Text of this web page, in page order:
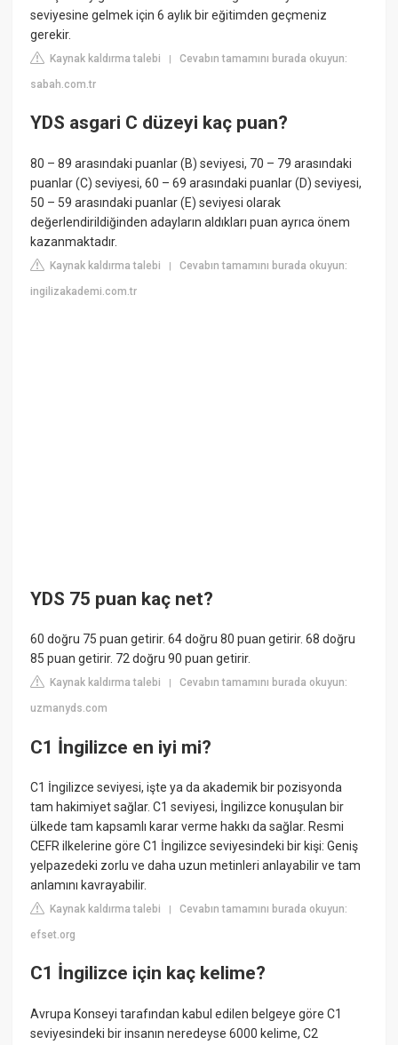
seviyesine gelmek için 6 aylık bir eğitimden geçmeniz
gerekir.
Kaynak kaldırma talebi |Cevabın tamamını burada okuyun:
sabah.com.tr
YDS asgari C düzeyi kaç puan?
80 – 89 arasındaki puanlar (B) seviyesi, 70 – 79 arasındaki
puanlar (C) seviyesi, 60 – 69 arasındaki puanlar (D) seviyesi,
50 – 59 arasındaki puanlar (E) seviyesi olarak
değerlendirildiğinden adayların aldıkları puan ayrıca önem
kazanmaktadır.
Kaynak kaldırma talebi |Cevabın tamamını burada okuyun:
ingilizakademi.com.tr
YDS 75 puan kaç net?
60 doğru 75 puan getirir. 64 doğru 80 puan getirir. 68 doğru
85 puan getirir. 72 doğru 90 puan getirir.
Kaynak kaldırma talebi |Cevabın tamamını burada okuyun:
uzmanyds.com
C1 İngilizce en iyi mi?
C1 İngilizce seviyesi, işte ya da akademik bir pozisyonda
tam hakimiyet sağlar. C1 seviyesi, İngilizce konuşulan bir
ülkede tam kapsamlı karar verme hakkı da sağlar. Resmi
CEFR ilkelerine göre C1 İngilizce seviyesindeki bir kişi: Geniş
yelpazedeki zorlu ve daha uzun metinleri anlayabilir ve tam
anlamını kavrayabilir.
Kaynak kaldırma talebi |Cevabın tamamını burada okuyun:
efset.org
C1 İngilizce için kaç kelime?
Avrupa Konseyi tarafından kabul edilen belgeye göre C1
seviyesindeki bir insanın neredeyse 6000 kelime, C2